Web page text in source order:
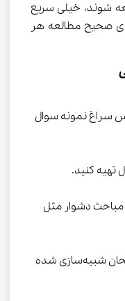
شوند، خیلی سریع
می‌شوند. در ادامه روش‌های صحیح مطالعه هر
سراغ نمونه سوال
مباحث دشوار مثل
بعد از هر درس حداقل یک امتحان شبیه‌سازی شده